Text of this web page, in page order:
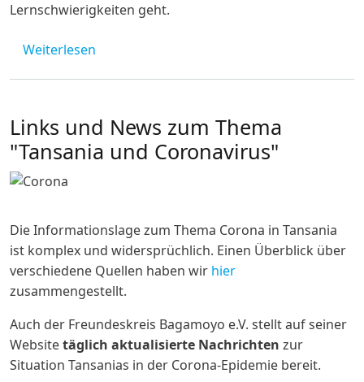
Lernschwierigkeiten geht.
Weiterlesen
Links und News zum Thema
"Tansania und Coronavirus"
Die Informationslage zum Thema Corona in Tansania
ist komplex und widersprüchlich. Einen Überblick über
verschiedene Quellen haben wir hier
zusammengestellt.
Auch der Freundeskreis Bagamoyo e.V. stellt auf seiner
Websitetäglich aktualisierte Nachrichten zur
Situation Tansanias in der Corona-Epidemie bereit.